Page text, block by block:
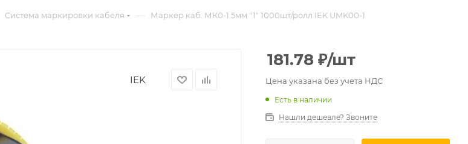
Система маркировки кабеля — Маркер каб. МК0-1.5мм "1" 1000шт/ролл IEK UMK00-1
IEK
181.78 ₽/шт
Цена указана без учета НДС
Есть в наличии
Нашли дешевле? Звоните